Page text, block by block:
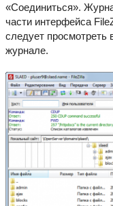
«Соединиться».
части интерфейса
следует
журнале.